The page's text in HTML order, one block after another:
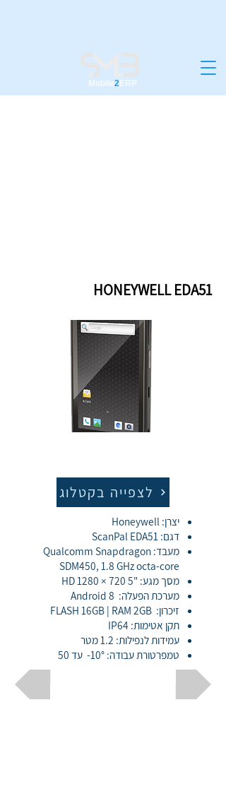
Mobile2ERP
HONEYWELL EDA51
לצפייה בקטלוג
יצרן: Honeywell
דגם: ScanPal EDA51
מעבד: Qualcomm Snapdragon
SDM450, 1.8 GHz octa-core
מסך מגע: "5 720 × 1280 HD
מערכת הפעלה: Android 8
זיכרון: FLASH 16GB | RAM 2GB
תקן אטימות: IP64
עמידות לנפילות: 1.2 מטר
טמפרטורת עבודה: 10°- עד 50